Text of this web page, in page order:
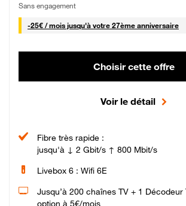
Sans engagement
-25€ / mois25 € par mois
jusqu'à votre 27ème anniversaire
Choisir cette offre
Voir le détail
Fibre très rapide :
jusqu'à ↓ 2 Gbit/s ↑ 800 Mbit/s
Livebox 6 : Wifi 6E
Jusqu’à 200 chaînes TV + 1 Décodeur
option à 5€/mois